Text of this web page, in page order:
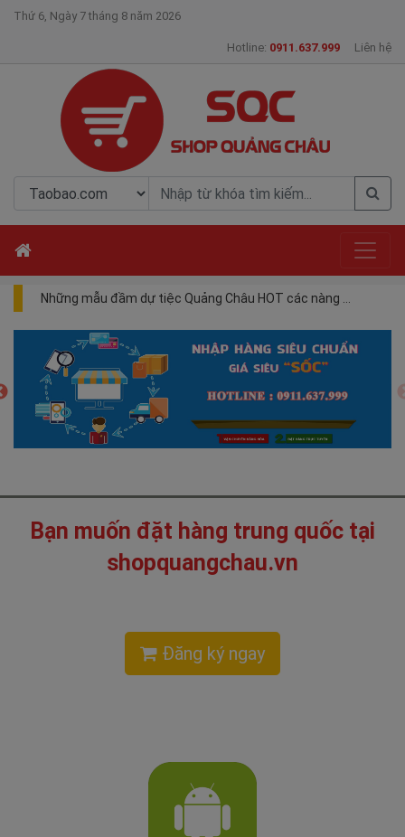
Thứ 6, Ngày 7 tháng 8 năm 2026
Hotline: 0911.637.999 Liên hệ
Bạn muốn đặt hàng trung quốc tại
shopquangchau.vn
Đăng ký ngay